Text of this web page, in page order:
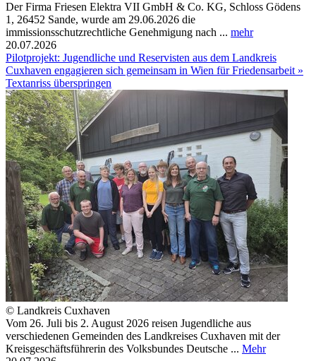
Der Firma Friesen Elektra VII GmbH & Co. KG, Schloss Gödens
1, 26452 Sande, wurde am 29.06.2026 die
immissionsschutzrechtliche Genehmigung nach ... mehr
20.07.2026
Pilotprojekt: Jugendliche und Reservisten aus dem Landkreis
Cuxhaven engagieren sich gemeinsam in Wien für Friedensarbeit »
Textanriss überspringen
© Landkreis Cuxhaven
Vom 26. Juli bis 2. August 2026 reisen Jugendliche aus
verschiedenen Gemeinden des Landkreises Cuxhaven mit der
Kreisgeschäftsführerin des Volksbundes Deutsche ... Mehr